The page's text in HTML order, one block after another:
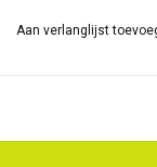
Aan verlanglijst